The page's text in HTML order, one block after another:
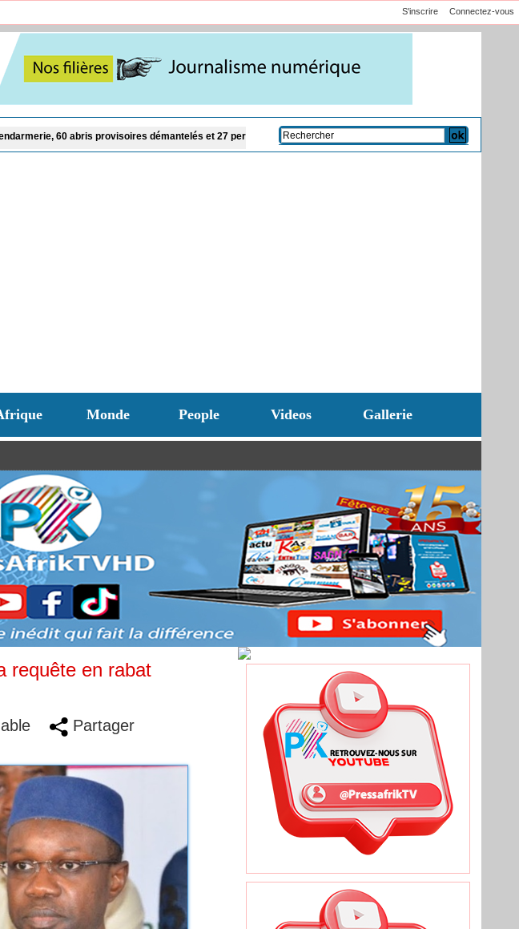
Connectez-vous
S'inscrire
provisoires démantelés et 27 personnes interpellées CAN féminine 2026 : l'Algérie renverse la Côte
Monde People Videos Gallerie
requête en rabat
Partager